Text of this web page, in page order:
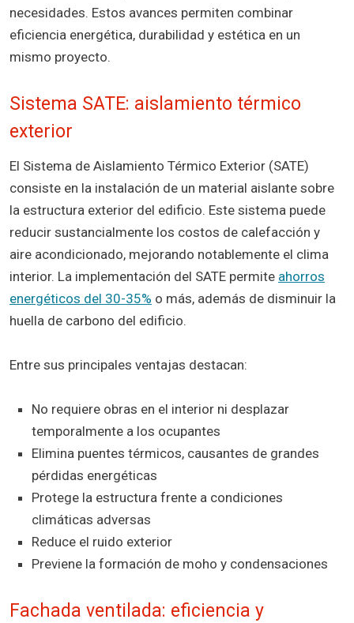
necesidades. Estos avances permiten combinar
eficiencia energética, durabilidad y estética en un
mismo proyecto.
Sistema SATE: aislamiento térmico
exterior
El Sistema de Aislamiento Térmico Exterior (SATE)
consiste en la instalación de un material aislante sobre
la estructura exterior del edificio. Este sistema puede
reducir sustancialmente los costos de calefacción y
aire acondicionado, mejorando notablemente el clima
interior. La implementación del SATE permite ahorros
energéticos del 30-35% o más, además de disminuir la
huella de carbono del edificio.
Entre sus principales ventajas destacan:
No requiere obras en el interior ni desplazar
temporalmente a los ocupantes
Elimina puentes térmicos, causantes de grandes
pérdidas energéticas
Protege la estructura frente a condiciones
climáticas adversas
Reduce el ruido exterior
Previene la formación de moho y condensaciones
Fachada ventilada: eficiencia y